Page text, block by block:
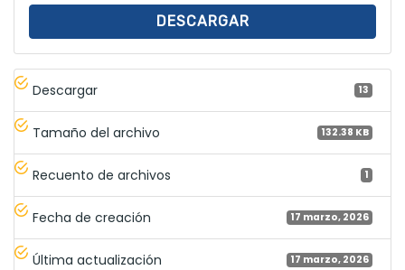
DESCARGAR
Descargar 13
Tamaño del archivo 132.38 KB
Recuento de archivos 1
Fecha de creación 17 marzo, 2026
Última actualización 17 marzo, 2026